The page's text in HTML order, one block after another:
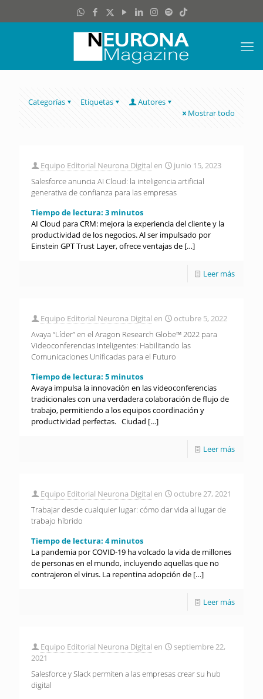
Categorías Etiquetas
Autores
Mostrar todo
Equipo Editorial Neurona Digital en
junio 15, 2023
Salesforce anuncia AI Cloud: la inteligencia artificial
generativa de confianza para las empresas
Tiempo de lectura: 3 minutos
AI Cloud para CRM: mejora la experiencia del cliente y la
productividad de los negocios. Al ser impulsado por
Einstein GPT Trust Layer, ofrece ventajas de […]
Leer más
Equipo Editorial Neurona Digital en
octubre 5, 2022
Avaya “Líder” en el Aragon Research Globe™ 2022 para
Videoconferencias Inteligentes: Habilitando las
Comunicaciones Unificadas para el Futuro
Tiempo de lectura: 5 minutos
Avaya impulsa la innovación en las videoconferencias
tradicionales con una verdadera colaboración de flujo de
trabajo, permitiendo a los equipos coordinación y
productividad perfectas. Ciudad […]
Leer más
Equipo Editorial Neurona Digital en
octubre 27, 2021
Trabajar desde cualquier lugar: cómo dar vida al lugar de
trabajo híbrido
Tiempo de lectura: 4 minutos
La pandemia por COVID-19 ha volcado la vida de millones
de personas en el mundo, incluyendo aquellas que no
contrajeron el virus. La repentina adopción de […]
Leer más
Equipo Editorial Neurona Digital en
septiembre 22,
2021
Salesforce y Slack permiten a las empresas crear su hub
digital